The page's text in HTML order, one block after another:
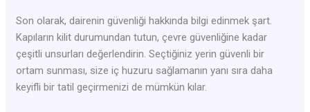
Son olarak, dairenin güvenliği hakkında bilgi edinmek şart.
Kapıların kilit durumundan tutun, çevre güvenliğine kadar
çeşitli unsurları değerlendirin. Seçtiğiniz yerin güvenli bir
ortam sunması, size iç huzuru sağlamanın yanı sıra daha
keyifli bir tatil geçirmenizi de mümkün kılar.